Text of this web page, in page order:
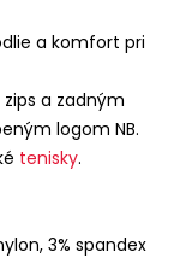
a komfort pri
a zadným
logom NB.
tenisky.
3% spandex